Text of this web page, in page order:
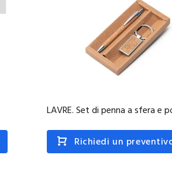
LAVRE. Set di penna a sfera e
Richiedi un